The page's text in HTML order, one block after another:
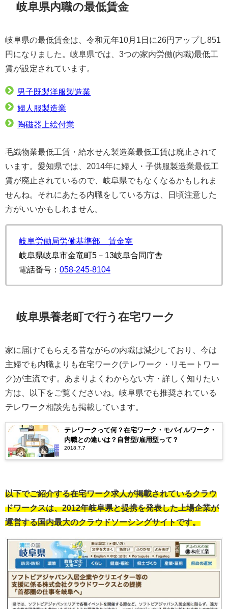
岐阜県内職の最低賃金
岐阜県の最低賃金は、令和元年10月1日に26円アップし851
円になりました。岐阜県では、3つの家内労働(内職)最低工
賃が設定されています。
男子既製洋服製造業
婦人服製造業
陶磁器上絵付業
毛織物業最低工賃・給水せん製造業最低工賃は廃止されて
います。愛知県では、2014年に婦人・子供服製造業最低工
賃が廃止されているので、岐阜県でもなくなるかもしれま
せんね。それにあたる内職をしている方は、日頃注意した
方がいいかもしれません。
岐阜労働局労働基準部 賃金室
岐阜県岐阜市金竜町5－13岐阜合同庁舎
電話番号： 058-245-8104
岐阜県養老町で行う在宅ワーク
家に届けてもらえる昔ながらの内職は減少しており、今は
主婦でも内職よりも在宅ワーク(テレワーク・リモートワー
ク)が主流です。あまりよくわからない方・詳しく知りたい
方は、以下をご覧くださいね。岐阜県でも推奨されている
テレワーク相談先も掲載しています。
テレワークって何？在宅ワーク・モバイルワーク・
内職との違いは？自営型/雇用型って？
2018.7.7
以下でご紹介する在宅ワーク求人が掲載されているクラウ
ドワークスは、2012年岐阜県と提携を発表した上場企業が
運営する国内最大のクラウドソーシングサイトです。